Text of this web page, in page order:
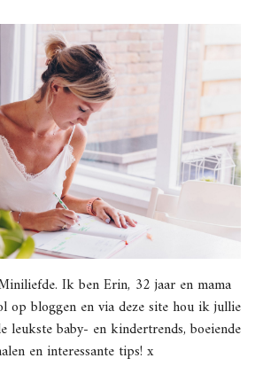
Ik ben Erin, 32 jaar en mama
op bloggen en via deze site hou ik jullie
leukste baby- en kindertrends, boeiende
en interessante tips! x